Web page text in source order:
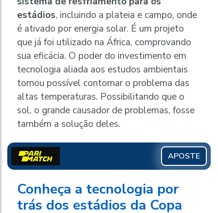
estádios, incluindo a plateia e campo, onde
é ativado por energia solar. É um projeto
que já foi utilizado na África, comprovando
sua eficácia. O poder do investimento em
tecnologia aliada aos estudos ambientais
tornou possível contornar o problema das
altas temperaturas. Possibilitando que o
sol, o grande causador de problemas, fosse
também a solução deles.
APOSTE
Conheça a tecnologia por
trás dos estádios da Copa